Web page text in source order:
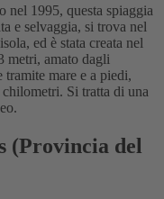
nel 1995, questa spiaggia
e selvaggia, si trova nel
ed è stata creata nel
metri, amato dagli
mare e a piedi,
Si tratta di una
(Provincia del